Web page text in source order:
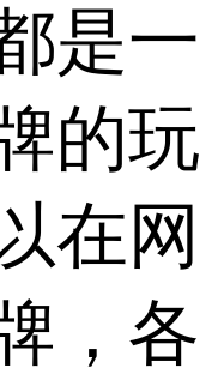
是一
的玩
在网
，各